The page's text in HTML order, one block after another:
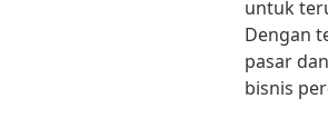
untuk
Dengan
pasar
bisnis